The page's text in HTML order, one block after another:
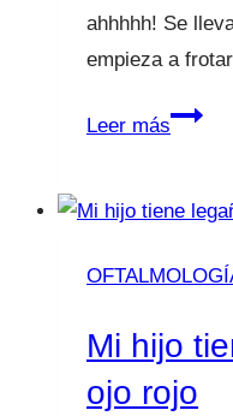
ahhhhh! Se
empieza a
Leer más¡A
le
algo
en
el
Mi hijo
ojo rojo